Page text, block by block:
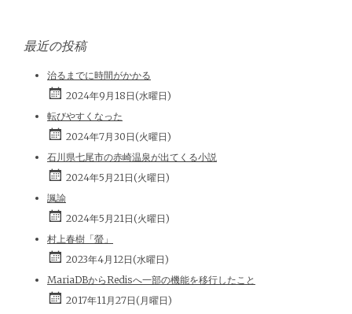
最近の投稿
治るまでに時間がかかる
2024年9月18日(水曜日)
転びやすくなった
2024年7月30日(火曜日)
石川県七尾市の赤崎温泉が出てくる小説
2024年5月21日(火曜日)
諷諭
2024年5月21日(火曜日)
村上春樹「螢」
2023年4月12日(水曜日)
MariaDBからRedisへ一部の機能を移行したこと
2017年11月27日(月曜日)